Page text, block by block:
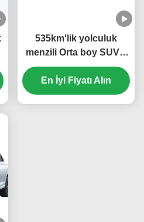
535km'lik yolculuk
menzili Orta boy SUV 5
kapılı elektrikli araba
DongFeng Honda Ens1
Ternary Lityum Elektrik
En İyi Fiyatı Alın